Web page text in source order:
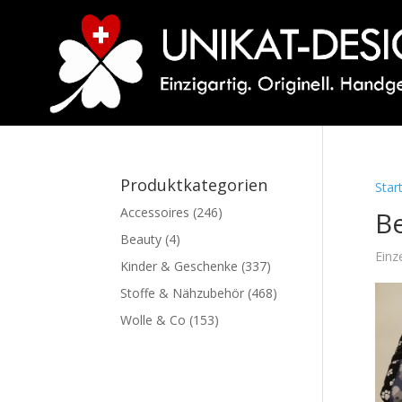
Start
Produktkategorien
Accessoires (246)
Beauty (4)
Kinder & Geschenke (337)
Stoffe & Nähzubehör (468)
Wolle & Co (153)